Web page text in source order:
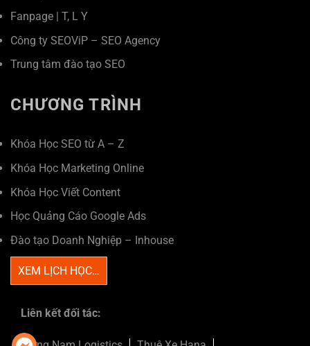
Fanpage | T, L Y
Công ty SEOViP – SEO Agency
Trung tâm đào tạo SEO
CHƯƠNG TRÌNH
Khóa Học SEO từ A – Z
Khóa Học Marketing Online
Khóa Học Viết Content
Học Quảng Cáo Google Ads
Đào tạo Doanh Nghiệp – Inhouse
XEM LỊCH HỌC…
Liên kết đối tác: